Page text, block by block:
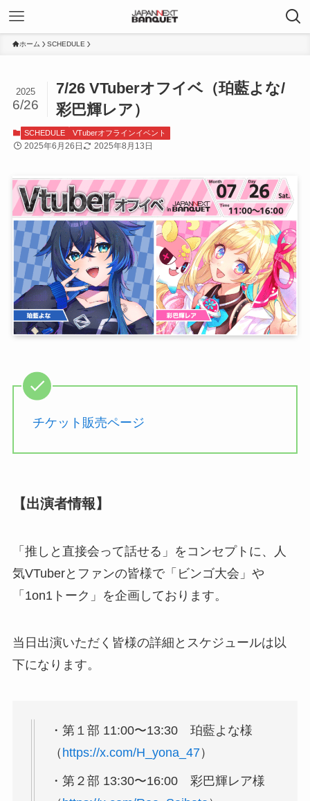
ホーム SCHEDULE
7/26 VTuberオフイベ（珀藍よな/
彩巴輝レア）
2025
6/26
SCHEDULE VTuberオフラインイベント
2025年6月26日 2025年8月13日
チケット販売ページ
【出演者情報】
「推しと直接会って話せる」をコンセプトに、人
気VTuberとファンの皆様で「ビンゴ大会」や
「1on1トーク」を企画しております。
当日出演いただく皆様の詳細とスケジュールは以
下になります。
・第１部 11:00〜13:30 珀藍よな様
（ https://x.com/H_yona_47）
・第２部 13:30〜16:00 彩巴輝レア様